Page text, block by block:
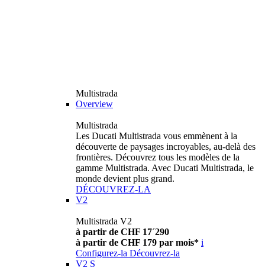
Multistrada
Overview
Multistrada
Les Ducati Multistrada vous emmènent à la
découverte de paysages incroyables, au-delà des
frontières. Découvrez tous les modèles de la
gamme Multistrada. Avec Ducati Multistrada, le
monde devient plus grand.
DÉCOUVREZ-LA
V2
Multistrada V2
à partir de CHF 17´290
à partir de CHF 179 par mois* i
Configurez-la Découvrez-la
V2 S